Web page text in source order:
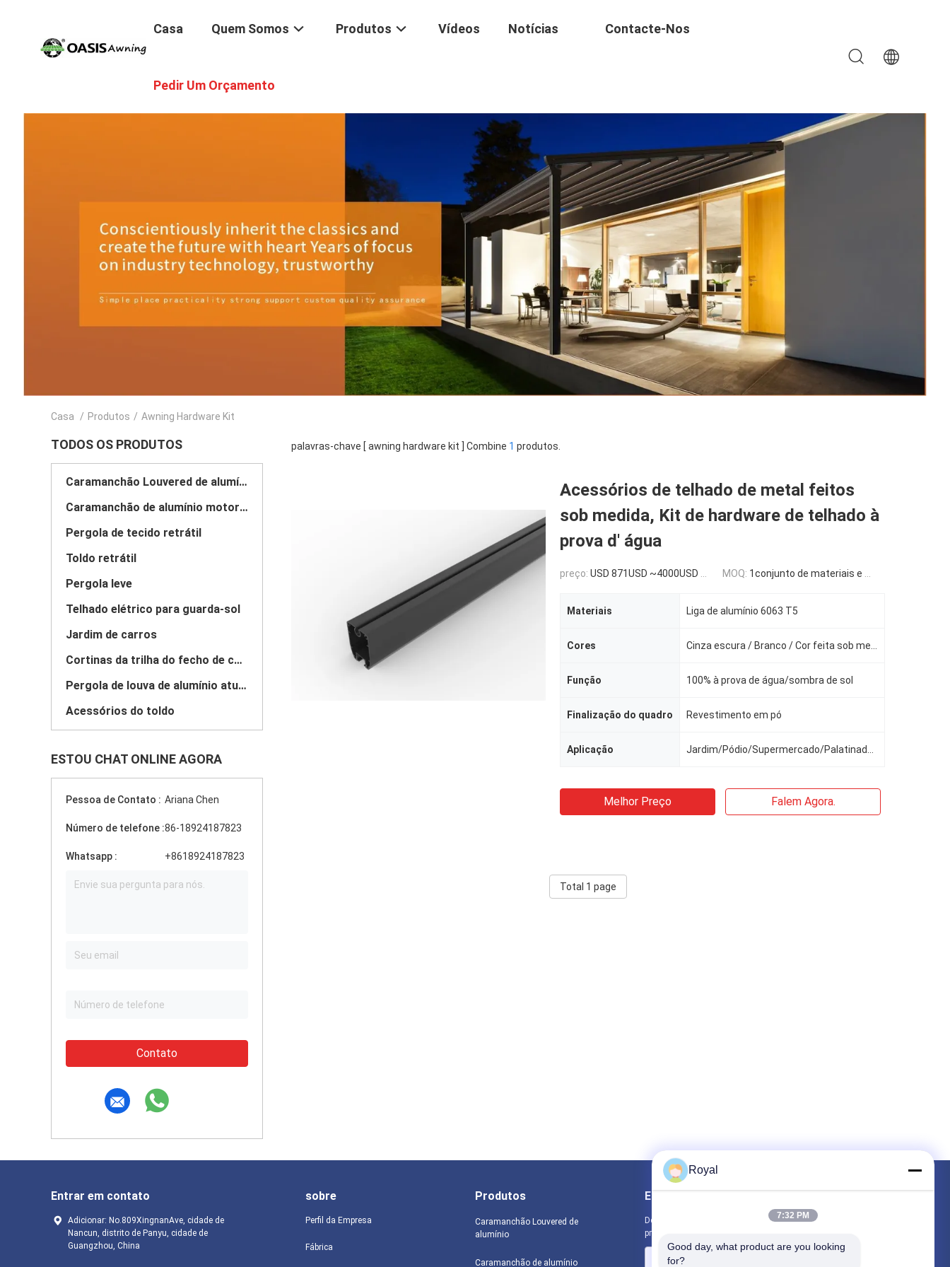
Casa Quem Somos Produtos Vídeos Notícias Contacte-Nos
Pedir Um Orçamento
Casa / Produtos / Awning Hardware Kit
TODOS OS PRODUTOS
Caramanchão Louvered de alumínio
Caramanchão de alumínio motorizado
Pergola de tecido retrátil
Toldo retrátil
Pergola leve
Telhado elétrico para guarda-sol
Jardim de carros
Cortinas da trilha do fecho de correr
Pergola de louva de alumínio atualizada
Acessórios do toldo
ESTOU CHAT ONLINE AGORA
Pessoa de Contato : Ariana Chen
Número de telefone :86-18924187823
Whatsapp : +8618924187823
Contato
palavras-chave [ awning hardware kit ] Combine 1 produtos.
Acessórios de telhado de metal feitos
sob medida, Kit de hardware de telhado à
prova d' água
preço: USD 871USD ~4000USD or more based on the sizes MOQ: 1conjunto de materiais e componentes
Materiais Liga de alumínio 6063 T5
Cores
Função 100% à prova de água/sombra de sol
Finalização do quadro Revestimento em pó
Aplicação
Melhor Preço Falem Agora.
Total 1 page
Entrar em contato
Adicionar: No.809XingnanAve, cidade de
Nancun, distrito de Panyu, cidade de
Guangzhou, China
sobre
Perfil da Empresa
Fábrica
Produtos
Caramanchão Louvered de
alumínio
Caramanchão de alumínio
Envie-nos
Deixe-nos saber sua necessidade. Vamos conectar os melhores
produtos com você.
Royal
7:32 PM
Good day, what product are you looking
for?